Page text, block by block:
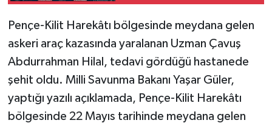
Pençe-Kilit Harekâtı bölgesinde meydana gelen
askeri araç kazasında yaralanan Uzman Çavuş
Abdurrahman Hilal, tedavi gördüğü hastanede
şehit oldu. Milli Savunma Bakanı Yaşar Güler,
yaptığı yazılı açıklamada, Pençe-Kilit Harekâtı
bölgesinde 22 Mayıs tarihinde meydana gelen